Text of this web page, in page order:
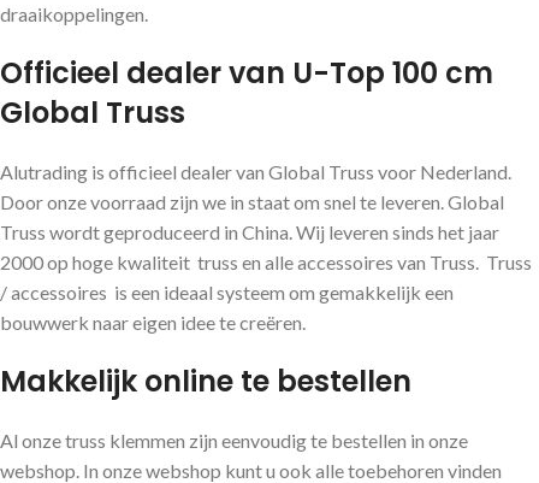
draaikoppelingen.
Officieel dealer van U-Top 100 cm
Global Truss
Alutrading is officieel dealer van Global Truss voor Nederland.
Door onze voorraad zijn we in staat om snel te leveren. Global
Truss wordt geproduceerd in China. Wij leveren sinds het jaar
2000 op hoge kwaliteit truss en alle accessoires van Truss. Truss
/ accessoires is een ideaal systeem om gemakkelijk een
bouwwerk naar eigen idee te creëren.
Makkelijk online te bestellen
Al onze truss klemmen zijn eenvoudig te bestellen in onze
webshop. In onze webshop kunt u ook alle toebehoren vinden